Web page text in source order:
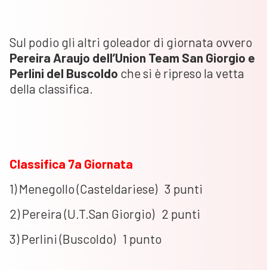
Sul podio gli altri goleador di giornata ovvero
Pereira Araujo dell’Union Team San Giorgio e
Perlini del Buscoldo che si è ripreso la vetta
della classifica.
Classifica 7a Giornata
1) Menegollo (Casteldariese) 3 punti
2) Pereira (U.T.San Giorgio) 2 punti
3) Perlini (Buscoldo) 1 punto